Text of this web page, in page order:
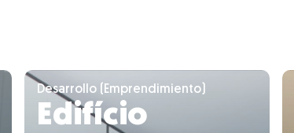
Desarrollo (Emprendimiento)
Edifício